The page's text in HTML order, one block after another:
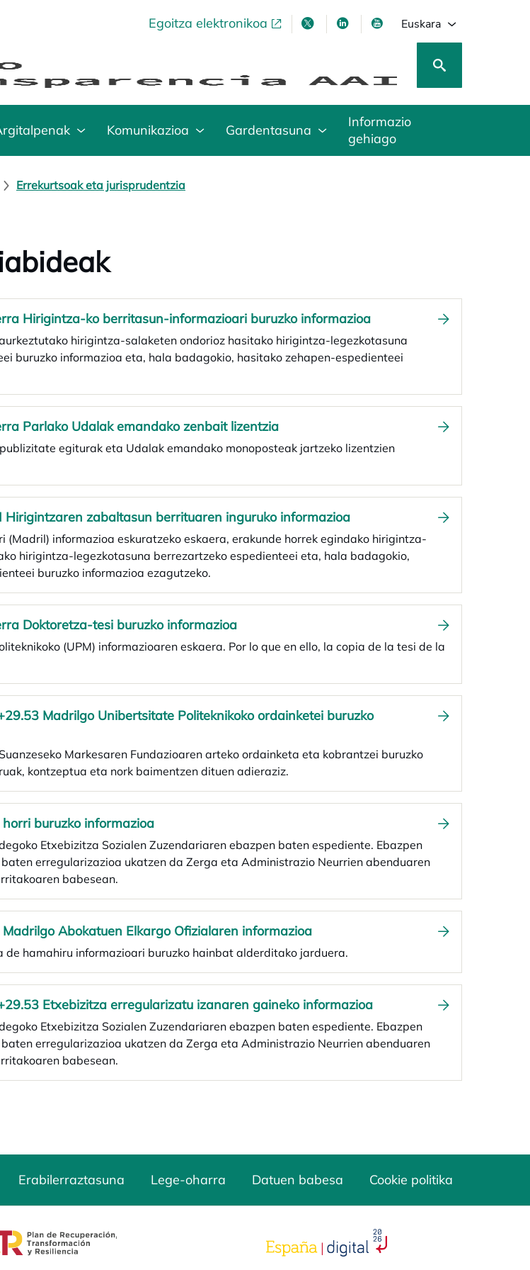
Egoitza elektronikoaopens in a new tabopens in a new tab
opens in a new tab
opens in a new tab
Euskara
Komunikazioa Gardentasuna
Informazio
gehiago
Errekurtsoak eta jurisprudentzia
Hirigintza-ko berritasun-informazioari buruzko informazioa
hirigintza-salaketen ondorioz hasitako hirigintza-legezkotasuna
buruzko informazioa eta, hala badagokio, hasitako zehapen-espedienteei
Parlako Udalak emandako zenbait lizentzia
egiturak eta Udalak emandako monoposteak jartzeko lizentzien
Hirigintzaren zabaltasun berrituaren inguruko informazioa
(Madril) informazioa eskuratzeko eskaera, erakunde horrek egindako hirigintza-
hirigintza-legezkotasuna berrezartzeko espedienteei eta, hala badagokio,
buruzko informazioa ezagutzeko.
Doktoretza-tesi buruzko informazioa
(UPM) informazioaren eskaera. Por lo que en ello, la copia de la tesi de la
Madrilgo Unibertsitate Politeknikoko ordainketei buruzko
Markesaren Fundazioaren arteko ordainketa eta kobrantzei buruzko
kontzeptua eta nork baimentzen dituen adieraziz.
horri buruzko informazioa
Etxebizitza Sozialen Zuzendariaren ebazpen baten espediente. Ebazpen
erregularizazioa ukatzen da Zerga eta Administrazio Neurrien abenduaren
babesean.
Abokatuen Elkargo Ofizialaren informazioa
de hamahiru informazioari buruzko hainbat alderditako jarduera.
Etxebizitza erregularizatu izanaren gaineko informazioa
Etxebizitza Sozialen Zuzendariaren ebazpen baten espediente. Ebazpen
erregularizazioa ukatzen da Zerga eta Administrazio Neurrien abenduaren
babesean.
Erabilerraztasuna Lege-oharra Datuen babesa Cookie politika
opens in a new tab opens in a new tab